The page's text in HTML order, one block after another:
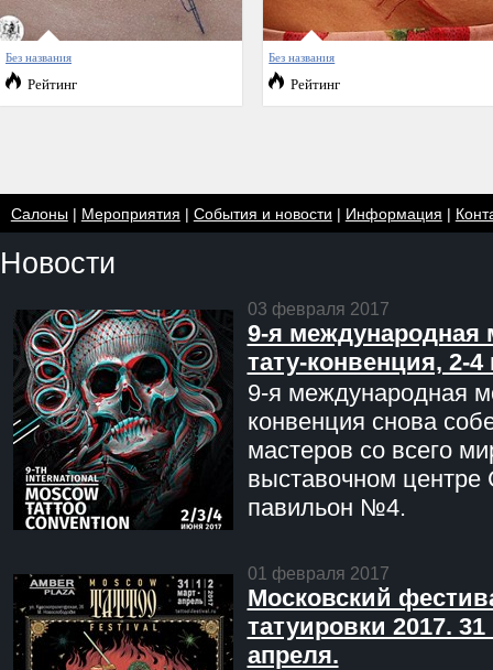
Без названия
Рейтинг
Без названия
Рейтинг
Салоны| Мероприятия | События и новости | Информация |
Новости
03 февраля 2017
9-я международная
тату-конвенция, 2-
9-я международная
конвенция снова
мастеров со всего
выставочном центре
павильон №4.
01 февраля 2017
Московский
татуировки 2017. 31
апреля.